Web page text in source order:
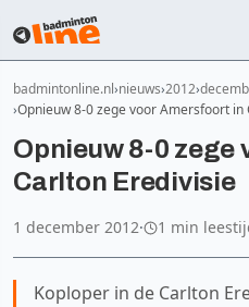
badmintonline.nl nieuws 2012
Opnieuw 8-0 zege voor Amersfoort
Opnieuw 8-0
Carlton Eredivisie
1 december 2012· 1 min
Koploper in de Carlton